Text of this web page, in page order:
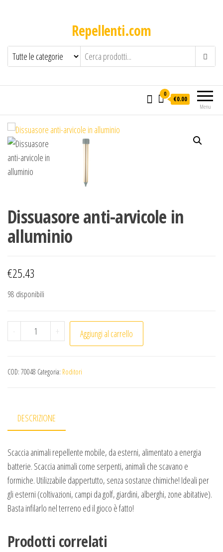
Repellenti.com
Menu
0
€0.00
Dissuasore anti-arvicole in
alluminio
€25.43
98 disponibili
- Dissuasore anti-arvicole in alluminio quantità
+ Aggiungi al carrello
COD: 70048 Categoria: Roditori
DESCRIZIONE
Scaccia animali repellente mobile, da esterni, alimentato a energia
batterie. Scaccia animali come serpenti, animali che scavano e
formiche. Utilizzabile dappertutto, senza sostanze chimiche! Ideali per
gli esterni (coltivazioni, campi da golf, giardini, alberghi, zone abitative).
Basta infilarlo nel terreno ed il gioco è fatto!
Prodotti correlati